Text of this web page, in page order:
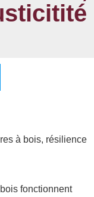
à bois, résilience
fonctionnent